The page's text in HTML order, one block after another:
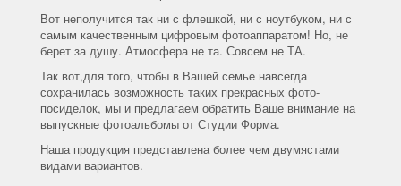
Вот неполучится так ни с флешкой, ни с ноутбуком, ни с
самым качественным цифровым фотоаппаратом! Но, не
берет за душу. Атмосфера не та. Совсем не ТА.
Так вот,для того, чтобы в Вашей семье навсегда
сохранилась возможность таких прекрасных фото-
посиделок, мы и предлагаем обратить Ваше внимание на
выпускные фотоальбомы от Студии Форма.
Наша продукция представлена более чем двумястами
видами вариантов.